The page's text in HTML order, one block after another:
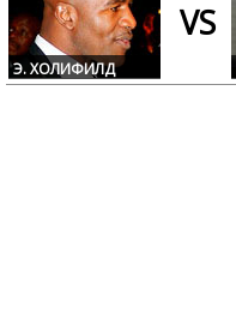
Э. ХОЛИФИЛД
VS